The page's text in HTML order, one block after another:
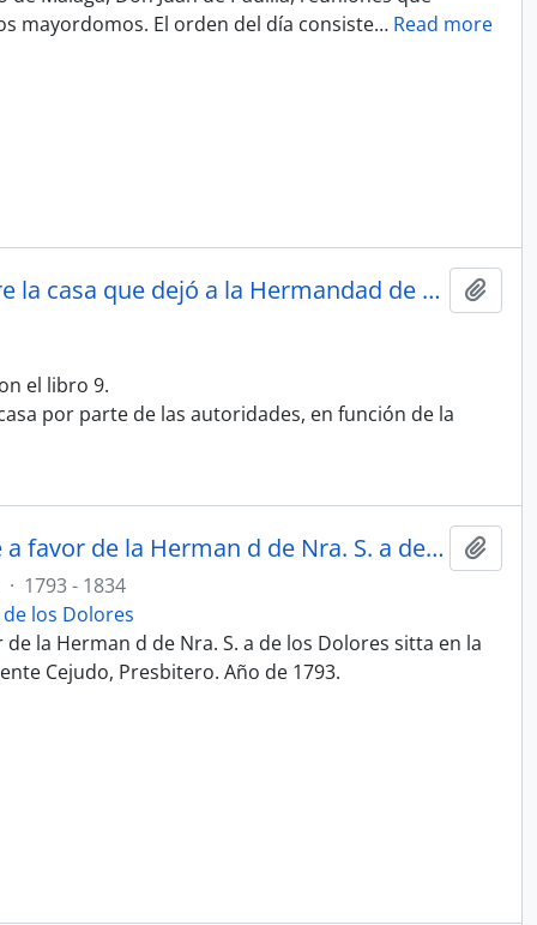
mayordomos. El orden del día consiste… Read more
Documentación diversa (cuentas, informes y pleitos) sobre la casa que dejó a la Hermandad de Ntra. Sra. de los Dolores Don Vicente Cejudo sita en la calle Ancha del Carmen. 1871-1780 y 1802
el libro 9.
por parte de las autoridades, en función de la
Cargo y Data de la Memoria q. e a favor de la Herman d de Nra. S. a de los Dolores sitta en la Parroq. I de s. r s. n Juan fundó Don Vicente Cejudo, Presbitero. Año de 1793.
· 1793 - 1834
los Dolores
la Herman d de Nra. S. a de los Dolores sitta en la
Cejudo, Presbitero. Año de 1793.